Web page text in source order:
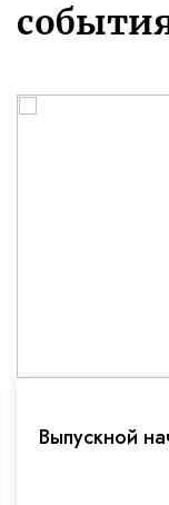
Выпускной